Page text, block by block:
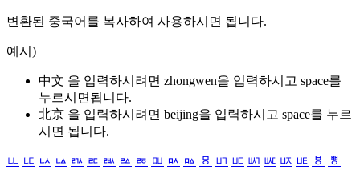
변환된 중국어를 복사하여 사용하시면 됩니다.
예시)
中文 을 입력하시려면 zhongwen을 입력하시고 space를
누르시면됩니다.
北京 을 입력하시려면 beijing을 입력하시고 space를 누르
시면 됩니다.
ㅥ ㅦ ㅧ ㅨ ㅩ ㅪ ㅫ ㅬ ㅭ ㅮ ㅯ ㅰ ㅱ ㅲ ㅳ ㅴ ㅵ ㅶ ㅷ ㅸ
ㅹ